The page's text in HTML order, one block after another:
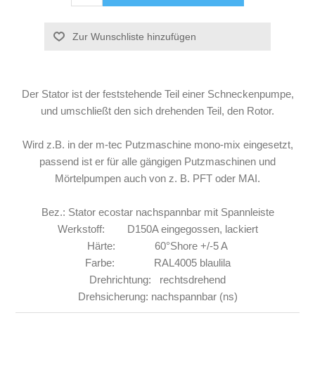
Der Stator ist der feststehende Teil einer Schneckenpumpe,
und umschließt den sich drehenden Teil, den Rotor.
Wird z.B. in der m-tec Putzmaschine mono-mix eingesetzt,
passend ist er für alle gängigen Putzmaschinen und
Mörtelpumpen auch von z. B. PFT oder MAI.
Bez.: Stator ecostar nachspannbar mit Spannleiste
Werkstoff: D150A eingegossen, lackiert
Härte: 60°Shore +/-5 A
Farbe: RAL4005 blaulila
Drehrichtung: rechtsdrehend
Drehsicherung: nachspannbar (ns)